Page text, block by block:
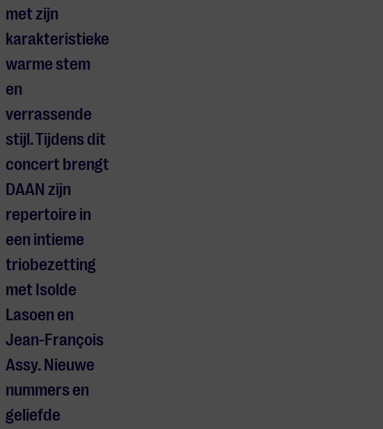
met zijn
karakteristieke
warme stem
en
verrassende
stijl. Tijdens dit
concert brengt
DAAN zijn
repertoire in
een intieme
triobezetting
met Isolde
Lasoen en
Jean-François
Assy. Nieuwe
nummers en
geliefde